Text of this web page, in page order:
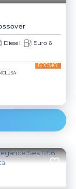
Diesel
Euro 6
PROMO!